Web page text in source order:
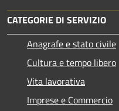
CATEGORIE DI SERVIZIO
Anagrafe e stato civile
Cultura e tempo libero
Vita lavorativa
Imprese e Commercio